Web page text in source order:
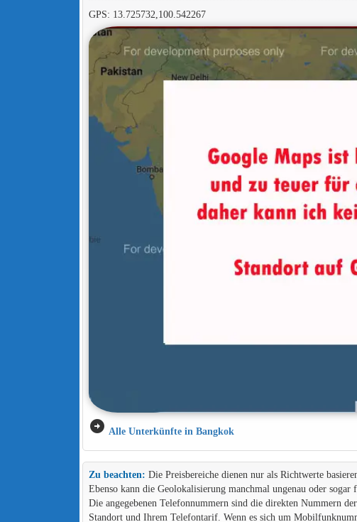
GPS: 13.725732,100.542267
arrow_circle_right Alle Unterkünfte in Bangkok
Zu beachten: Die Preisbereiche dienen nur als Richtwerte
Ebenso kann die Geolokalisierung manchmal ungenau oder sogar
Die angegebenen Telefonnummern sind die direkten Nummern
Standort und Ihrem Telefontarif. Wenn es sich um